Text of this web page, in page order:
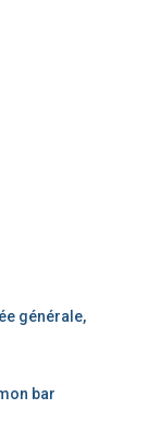
générale,
bar